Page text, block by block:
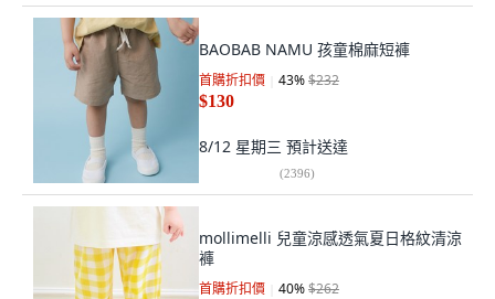
BAOBAB NAMU 孩童棉麻短褲
首購折扣價 43%$232
$130
8/12 星期三 預計送達
(2396)
mollimelli 兒童涼感透氣夏日格紋清涼
褲
首購折扣價 40%$262